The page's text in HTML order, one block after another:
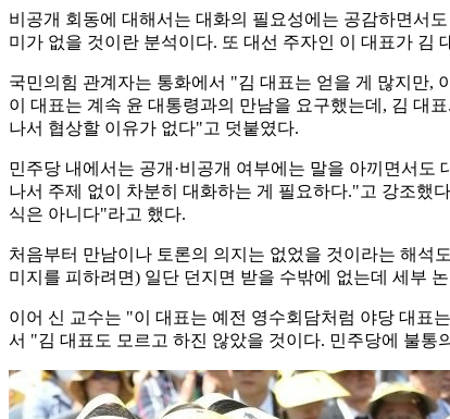
비공개 회동에 대해서는 대화의 필요성에는 공감하면서
미가 없을 것이란 분석이다. 또 대선 주자인 이 대표가 김
국민의힘 관계자는 통화에서 "김 대표는 얻을 게 많지만,
이 대표는 계속 윤 대통령과의 만남을 요구했는데, 김 대
나서 협상할 이유가 없다"고 덧붙였다.
민주당 내에서는 공개·비공개 여부에는 말을 아끼면서
나서 주제 없이 차분히 대화하는 게 필요하다."고 강조했
식은 아니다"라고 했다.
처음부터 만남이나 토론의 의지는 없었을 것이라는 해석
미지를 피하려면) 일단 던지면 받을 수밖에 없는데 세부
이어 신 교수는 "이 대표는 예전 영수회담처럼 야당 대표
서 "김 대표도 모르고 하진 않았을 것이다. 민주당에 불